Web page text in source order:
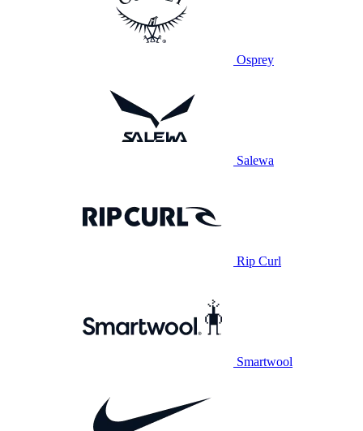
Osprey
Salewa
Rip Curl
Smartwool